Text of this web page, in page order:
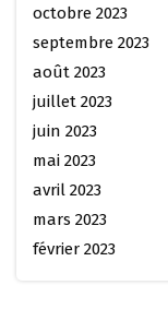
octobre 2023
septembre 2023
août 2023
juillet 2023
juin 2023
mai 2023
avril 2023
mars 2023
février 2023